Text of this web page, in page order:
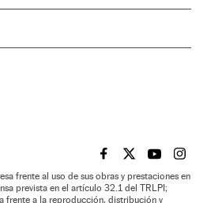
EL PAÍS BRASIL EN
EL PAÍSEL PAÍS
EL
frente al uso de sus obras y prestaciones en
prevista en el artículo 32.1 del TRLPI;
frente a la reproducción, distribución y